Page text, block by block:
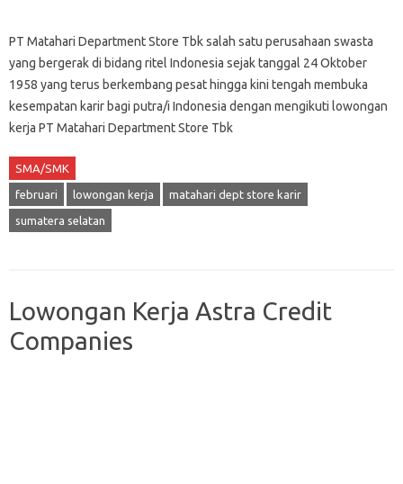
PT Matahari Department Store Tbk salah satu perusahaan swasta
yang bergerak di bidang ritel Indonesia sejak tanggal 24 Oktober
1958 yang terus berkembang pesat hingga kini tengah membuka
kesempatan karir bagi putra/i Indonesia dengan mengikuti lowongan
kerja PT Matahari Department Store Tbk
SMA/SMK
februari lowongan kerja matahari dept store karir
sumatera selatan
Lowongan Kerja Astra Credit
Companies